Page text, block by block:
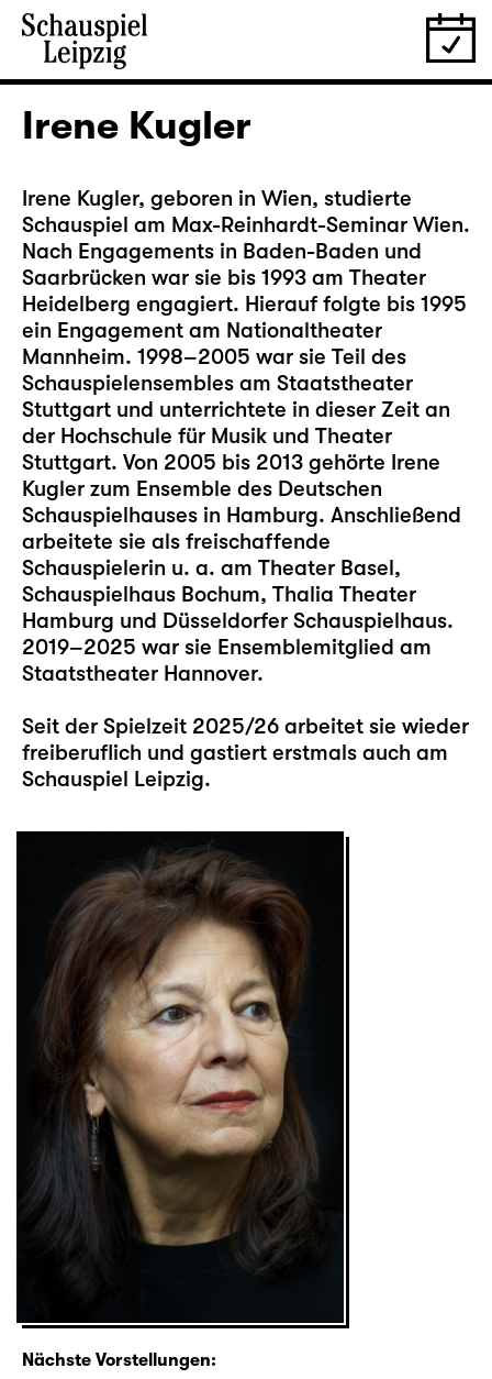
Irene Kugler
Irene Kugler, geboren in Wien, studierte
Schauspiel am Max-Reinhardt-Seminar Wien.
Nach Engagements in Baden-Baden und
Saarbrücken war sie bis 1993 am Theater
Heidelberg engagiert. Hierauf folgte bis 1995
ein Engagement am Nationaltheater
Mannheim. 1998–2005 war sie Teil des
Schauspielensembles am Staatstheater
Stuttgart und unterrichtete in dieser Zeit an
der Hochschule für Musik und Theater
Stuttgart. Von 2005 bis 2013 gehörte Irene
Kugler zum Ensemble des Deutschen
Schauspielhauses in Hamburg. Anschließend
arbeitete sie als freischaffende
Schauspielerin u. a. am Theater Basel,
Schauspielhaus Bochum, Thalia Theater
Hamburg und Düsseldorfer Schauspielhaus.
2019–2025 war sie Ensemblemitglied am
Staatstheater Hannover.
Seit der Spielzeit 2025/26 arbeitet sie wieder
freiberuflich und gastiert erstmals auch am
Schauspiel Leipzig.
Nächste Vorstellungen: